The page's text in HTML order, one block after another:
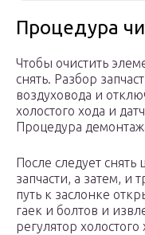
Процедура
Чтобы очистить
снять. Разбор
воздуховода и
холостого хода и
Процедура
После следует
запчасти, а затем, и
путь к заслонке
гаек и болтов и
регулятор холостого